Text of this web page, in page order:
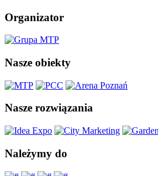
Organizator
Nasze obiekty
Nasze rozwiązania
Należymy do